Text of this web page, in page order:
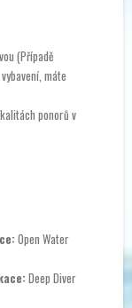
(Případě
máte
ponorů v
Open Water
Deep Diver